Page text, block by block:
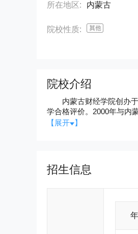
所在地区: 内蒙古
院校性质:
院校介绍
内蒙古财经学院创办于
学合格评价。2000年与内
科为主体，法、文、理、
个实验室，其中经济管理
古气象经济研究所、内蒙
士以上学位教师346人，
【展开 】
招生信息